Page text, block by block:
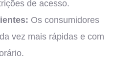
de acesso.
Os consumidores
vez mais rápidas e com